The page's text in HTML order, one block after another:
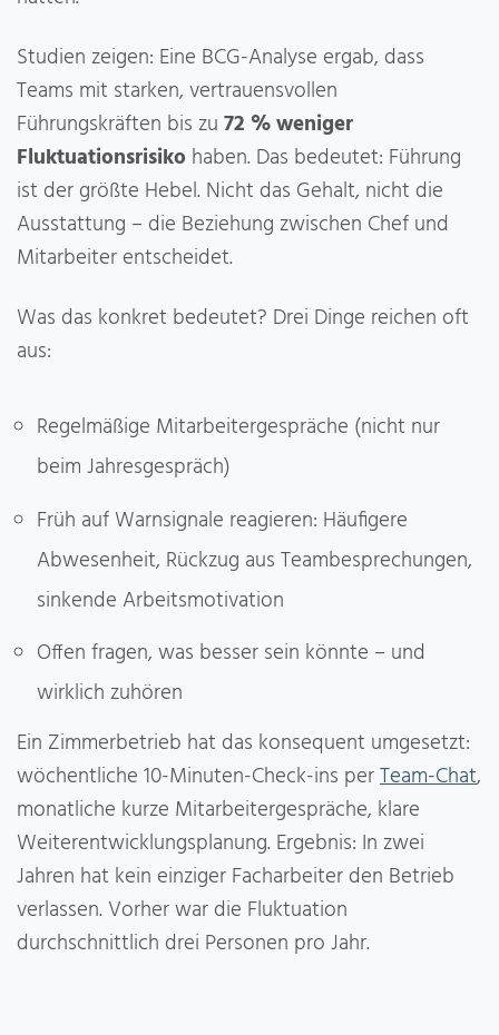
Studien zeigen: Eine BCG-Analyse ergab, dass
Teams mit starken, vertrauensvollen
Führungskräften bis zu 72 % weniger
Fluktuationsrisiko haben. Das bedeutet: Führung
ist der größte Hebel. Nicht das Gehalt, nicht die
Ausstattung – die Beziehung zwischen Chef und
Mitarbeiter entscheidet.
Was das konkret bedeutet? Drei Dinge reichen oft
aus:
Regelmäßige Mitarbeitergespräche (nicht nur
beim Jahresgespräch)
Früh auf Warnsignale reagieren: Häufigere
Abwesenheit, Rückzug aus Teambesprechungen,
sinkende Arbeitsmotivation
Offen fragen, was besser sein könnte – und
wirklich zuhören
Ein Zimmerbetrieb hat das konsequent umgesetzt:
wöchentliche 10-Minuten-Check-ins perTeam-Chat,
monatliche kurze Mitarbeitergespräche, klare
Weiterentwicklungsplanung. Ergebnis: In zwei
Jahren hat kein einziger Facharbeiter den Betrieb
verlassen. Vorher war die Fluktuation
durchschnittlich drei Personen pro Jahr.